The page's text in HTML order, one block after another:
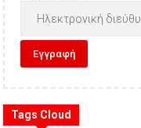
Tags Cloud